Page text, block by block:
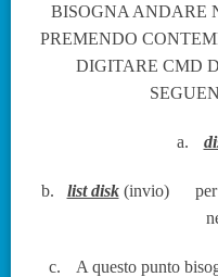
BISOGNA ANDARE
PREMENDO
DIGITARE CMD
a.
b. list disk(invio)
c.
A questo punto